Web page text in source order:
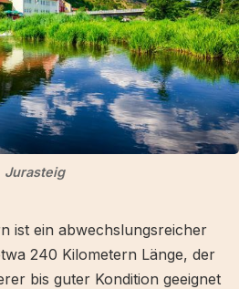
Jurasteig
ist ein abwechslungsreicher
240 Kilometern Länge, der
bis guter Kondition geeignet